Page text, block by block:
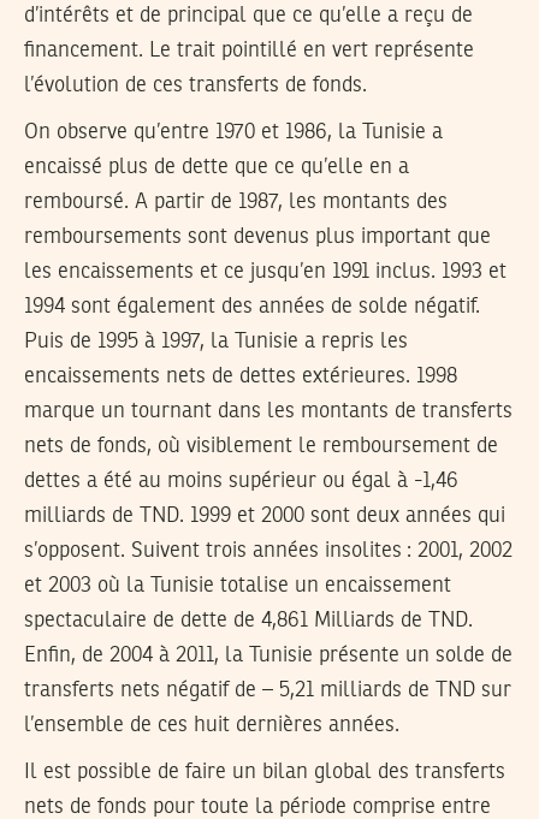
d’intérêts et de principal que ce qu’elle a reçu de
financement. Le trait pointillé en vert représente
l’évolution de ces transferts de fonds.
On observe qu’entre 1970 et 1986, la Tunisie a
encaissé plus de dette que ce qu’elle en a
remboursé. A partir de 1987, les montants des
remboursements sont devenus plus important que
les encaissements et ce jusqu’en 1991 inclus. 1993 et
1994 sont également des années de solde négatif.
Puis de 1995 à 1997, la Tunisie a repris les
encaissements nets de dettes extérieures. 1998
marque un tournant dans les montants de transferts
nets de fonds, où visiblement le remboursement de
dettes a été au moins supérieur ou égal à -1,46
milliards de TND. 1999 et 2000 sont deux années qui
s’opposent. Suivent trois années insolites : 2001, 2002
et 2003 où la Tunisie totalise un encaissement
spectaculaire de dette de 4,861 Milliards de TND.
Enfin, de 2004 à 2011, la Tunisie présente un solde de
transferts nets négatif de – 5,21 milliards de TND sur
l’ensemble de ces huit dernières années.
Il est possible de faire un bilan global des transferts
nets de fonds pour toute la période comprise entre